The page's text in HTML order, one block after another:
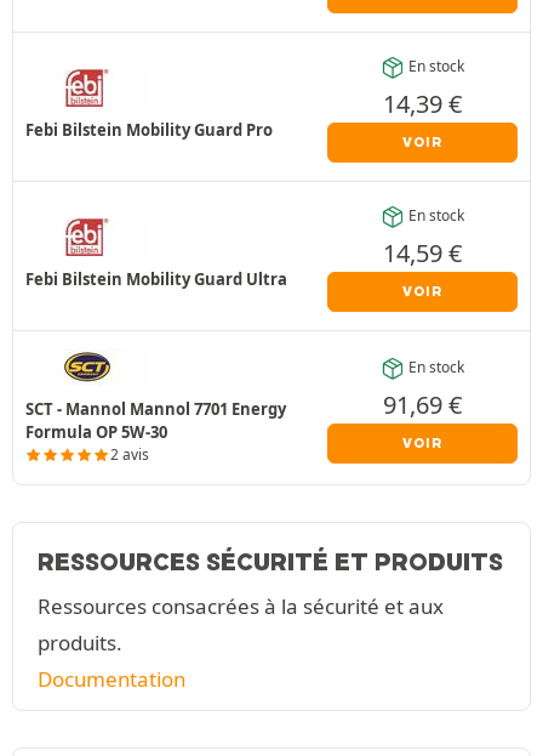
Febi Bilstein Mobility Guard Pro
En stock
14,39€
VOIR
Febi Bilstein Mobility Guard Ultra
En stock
14,59€
VOIR
SCT - Mannol Mannol 7701 Energy
Formula OP 5W-30
2 avis
En stock
91,69€
VOIR
RESSOURCES SÉCURITÉ ET PRODUITS
Ressources consacrées à la sécurité et aux
produits.
Documentation